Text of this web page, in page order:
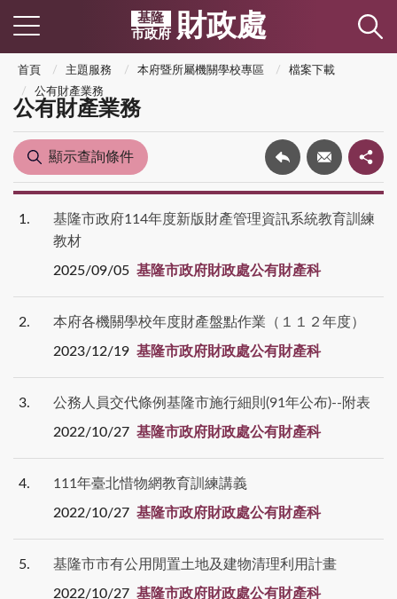
基隆
市政府 財政處
首頁 主題服務 本府暨所屬機關學校專區
檔案下載
公有財產業務
公有財產業務
顯示查詢條件
1
基隆市政府114年度新版財產管理資訊系統教育訓練
教材
2025/09/05 基隆市政府財政處公有財產科
2 本府各機關學校年度財產盤點作業（１１２年度）
2023/12/19 基隆市政府財政處公有財產科
3 公務人員交代條例基隆市施行細則(91年公布)--附表
2022/10/27 基隆市政府財政處公有財產科
4 111年臺北惜物網教育訓練講義
2022/10/27 基隆市政府財政處公有財產科
5 基隆市市有公用閒置土地及建物清理利用計畫
2022/10/27 基隆市政府財政處公有財產科